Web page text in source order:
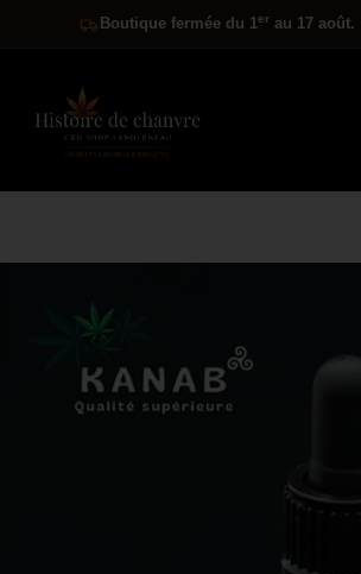
Boutique fermée du 1er au 17 août.